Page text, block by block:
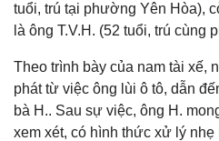
tuổi, trú tại phường Yên Hòa),
là ông T.V.H. (52 tuổi, trú cùng
Theo trình bày của nam tài xế,
phát từ việc ông lùi ô tô, dẫn
bà H.. Sau sự việc, ông H.
xem xét, có hình thức xử lý